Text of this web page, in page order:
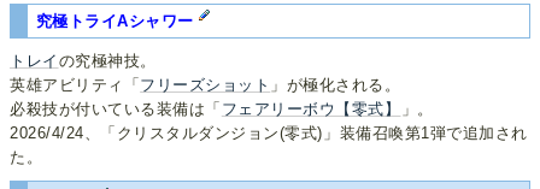
究極トライAシャワー
トレイ の究極神技。
英雄アビリティ「 フリーズショット 」が極化される。
必殺技が付いている装備は「 フェアリーボウ【零式】
」。
2026/4/24、「クリスタルダンジョン(零式)」装備召喚第1弾で追加され
た。